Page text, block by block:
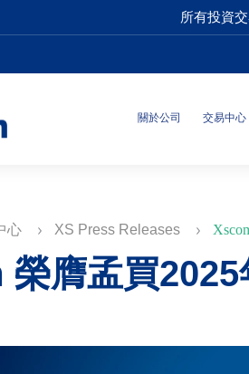
所有投資
關於公司 交易中心
心 XS Press Releases
榮膺孟買